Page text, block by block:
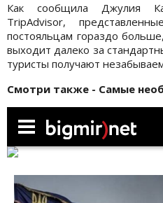
Как сообщила Джулия
TripAdvisor,
постояльцам гораздо
выходит далеко за
туристы получают
Смотри также - Самые